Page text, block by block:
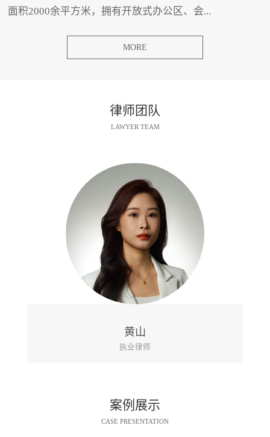
面积2000余平方米，拥有开放式办公区、会...
MORE
律师团队
LAWYER TEAM
案例展示
CASE PRESENTATION